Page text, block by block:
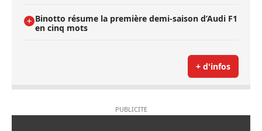
Binotto résume la première demi-saison d’Audi F1
en cinq mots
+ d'infos